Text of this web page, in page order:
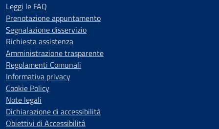
Leggi le FAQ
Prenotazione appuntamento
Segnalazione disservizio
Richiesta assistenza
Amministrazione trasparente
Regolamenti Comunali
Informativa privacy
Cookie Policy
Note legali
Dichiarazione di accessibilità
Obiettivi di Accessibilità